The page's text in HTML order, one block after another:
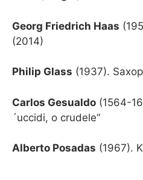
Georg Friedrich Haas
(2014)
Philip Glass (1937).
Carlos Gesualdo (1564-
´uccidi, o crudele“
Alberto Posadas (1967).